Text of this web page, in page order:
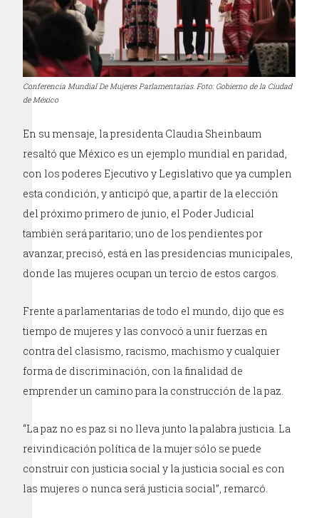
Conferencia Mundial De Mujeres Parlamentarias. Foto: Gobierno de la Ciudad
de México
En su mensaje, la presidenta Claudia Sheinbaum
resaltó que México es un ejemplo mundial en paridad,
con los poderes Ejecutivo y Legislativo que ya cumplen
esta condición, y anticipó que, a partir de la elección
del próximo primero de junio, el Poder Judicial
también será paritario; uno de los pendientes por
avanzar, precisó, está en las presidencias municipales,
donde las mujeres ocupan un tercio de estos cargos.
Frente a parlamentarias de todo el mundo, dijo que es
tiempo de mujeres y las convocó a unir fuerzas en
contra del clasismo, racismo, machismo y cualquier
forma de discriminación, con la finalidad de
emprender un camino para la construcción de la paz.
“La paz no es paz si no lleva junto la palabra justicia. La
reivindicación política de la mujer sólo se puede
construir con justicia social y la justicia social es con
las mujeres o nunca será justicia social”, remarcó.